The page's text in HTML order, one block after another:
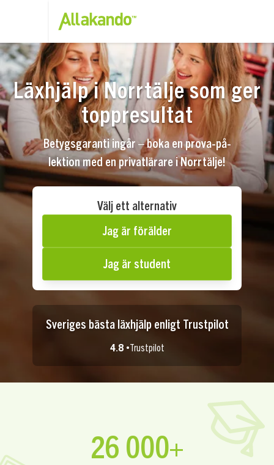
Läxhjälp i Norrtälje som ger
toppresultat
Betygsgaranti ingår – boka en prova-på-
lektion med en privatlärare i Norrtälje!
Välj ett alternativ
Jag är förälder
Jag är student
Sveriges bästa läxhjälp enligt Trustpilot
4.8 •Trustpilot
26 000+